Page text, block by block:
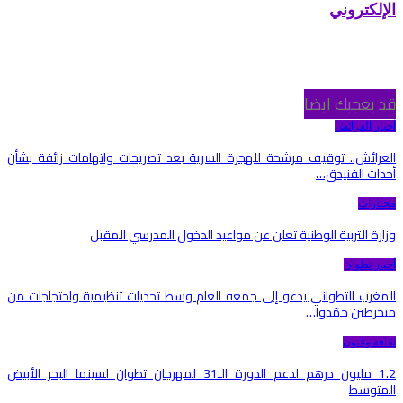
الإلكتروني
قد يعجبك ايضا
أخبار العرائش
العرائش.. توقيف مرشحة للهجرة السرية بعد تصريحات واتهامات زائفة بشأن
أحداث الفنيدق…
مختارات
وزارة التربية الوطنية تعلن عن مواعيد الدخول المدرسي المقبل
أخبار تطوان
المغرب التطواني يدعو إلى جمعه العام وسط تحديات تنظيمية واحتجاجات من
منخرطين جمّدوا…
ثقافة وفنون
1.2 مليون درهم لدعم الدورة الـ31 لمهرجان تطوان لسينما البحر الأبيض
المتوسط